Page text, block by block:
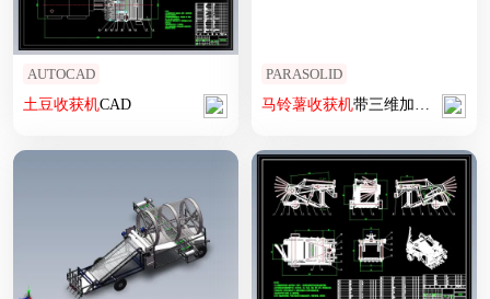
AUTOCAD
土豆收获机CAD
PARASOLID
马铃薯收获机带三维加说明书